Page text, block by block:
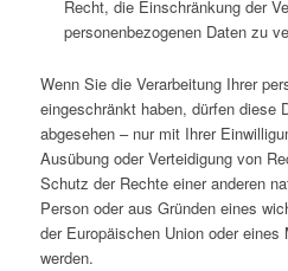
Recht, die Einschränkung der
personenbezogenen Daten zu
Wenn Sie die Verarbeitung Ihrer
eingeschränkt haben, dürfen diese
abgesehen – nur mit Ihrer
Ausübung oder Verteidigung von
Schutz der Rechte einer anderen
Person oder aus Gründen eines
der Europäischen Union oder
werden.